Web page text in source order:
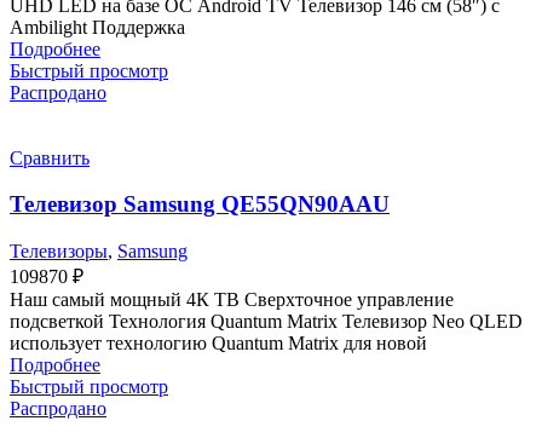
UHD LED на базе ОС Android TV Телевизор 146 см (58″) с
Ambilight Поддержка
Подробнее
Быстрый просмотр
Распродано
Сравнить
Телевизор Samsung QE55QN90AAU
Телевизоры, Samsung
109870 ₽
Наш самый мощный 4К ТВ Сверхточное управление
подсветкой Технология Quantum Matrix Телевизор Neo QLED
использует технологию Quantum Matrix для новой
Подробнее
Быстрый просмотр
Распродано